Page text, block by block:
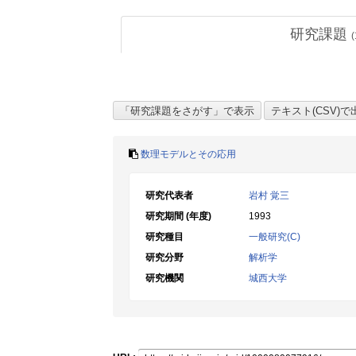
研究課題 (
数理モデルとその応用
研究代表者
岩村 覚三
研究期間 (年度)
1993
研究種目
一般研究(C)
研究分野
解析学
研究機関
城西大学